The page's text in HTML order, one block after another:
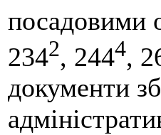
посадовими
2342, 2444,
документи